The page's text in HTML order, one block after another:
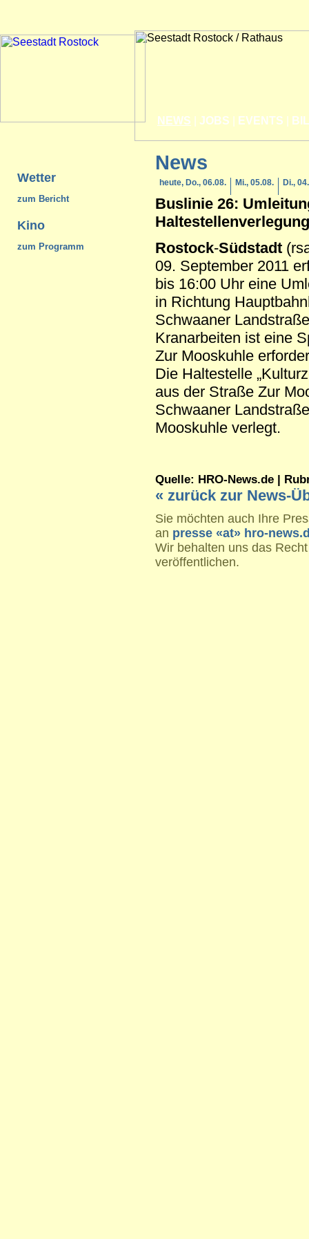
NEWS JOBS EVENTS
Wetter
zum Bericht
Kino
zum Programm
News
heute, Do., 06.08. Mi., 05.08. Di.,
Buslinie 26:
Haltestellenverlegung
Rostock-Südstadt
09. September 2011
bis 16:00 Uhr eine
in Richtung
Schwaaner
Kranarbeiten ist eine
Zur Mooskuhle
Die Haltestelle
aus der Straße Zur
Schwaaner
Mooskuhle verlegt.
Quelle: HRO-News.de |
« zurück zur News-
Sie möchten auch Ihre
an presse «at» hro-
Wir behalten uns das
veröffentlichen.